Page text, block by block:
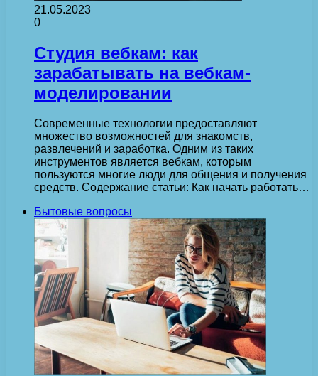
21.05.2023
0
Студия вебкам: как
зарабатывать на вебкам-
моделировании
Современные технологии предоставляют
множество возможностей для знакомств,
развлечений и заработка. Одним из таких
инструментов является вебкам, которым
пользуются многие люди для общения и получения
средств. Содержание статьи: Как начать работать…
Бытовые вопросы